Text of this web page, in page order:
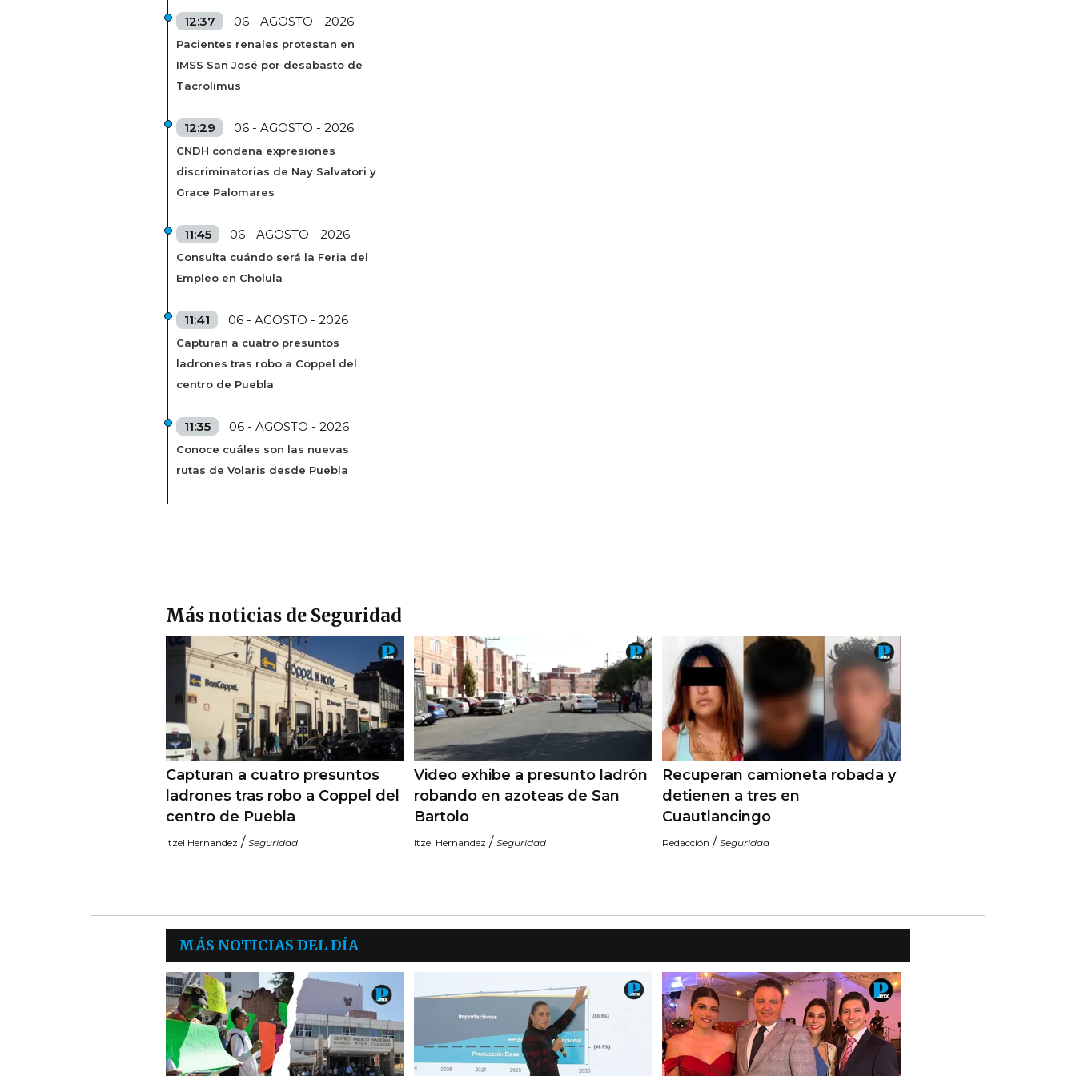
12:37 06 - AGOSTO - 2026
Pacientes renales protestan en
IMSS San José por desabasto de
Tacrolimus
12:29 06 - AGOSTO - 2026
CNDH condena expresiones
discriminatorias de Nay Salvatori y
Grace Palomares
11:45 06 - AGOSTO - 2026
Consulta cuándo será la Feria del
Empleo en Cholula
11:41 06 - AGOSTO - 2026
Capturan a cuatro presuntos
ladrones tras robo a Coppel del
centro de Puebla
11:35 06 - AGOSTO - 2026
Conoce cuáles son las nuevas
rutas de Volaris desde Puebla
Más noticias de Seguridad
Capturan a cuatro presuntos
ladrones tras robo a Coppel del
centro de Puebla
Itzel Hernandez / Seguridad
Video exhibe a presunto ladrón
robando en azoteas de San
Bartolo
Itzel Hernandez / Seguridad
Recuperan camioneta robada y
detienen a tres en
Cuautlancingo
Redacción / Seguridad
MÁS NOTICIAS DEL DÍA